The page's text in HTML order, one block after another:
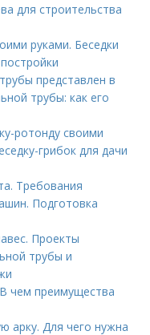
для строительства
руками. Беседки
представлен в
трубы: как его
ротонду своими
грибок для дачи
Требования
Подготовка
Проекты
трубы и
чем преимущества
арку. Для чего нужна